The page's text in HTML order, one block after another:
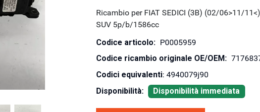
Ricambio per FIAT SEDICI (3B) (02/06>11/
SUV 5p/b/1586cc
Codice articolo: P0005959
Codice ricambio originale OE/OEM:
Codici equivalenti: 4940079j90
Disponibilità:
Disponibilità immediata